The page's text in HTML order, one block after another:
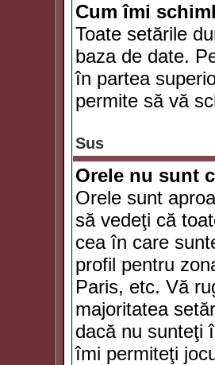
Cum îmi
Toate setările
baza de date.
în partea
permite să vă
Sus
Orele nu sunt
Orele sunt
să vedeţi că
cea în care
profil pentru
Paris, etc. Vă
majoritatea
dacă nu sunteţi
îmi permiteţi